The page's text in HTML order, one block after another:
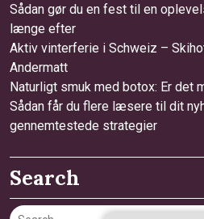
Sådan gør du en fest til en
længe efter
Aktiv vinterferie i Schweiz –
Andermatt
Naturligt smuk med botox: Er det
Sådan får du flere læsere til dit
gennemtestede strategier
Search